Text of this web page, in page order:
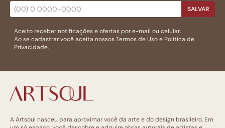
SALVAR
Aceito receber notificações e ofertas por e-mail ou celular.
Ao se cadastrar você aceita nossosTermos de Usoe Politica de
Privacidade.
A Artsoul nasceu para aproximar você da arte e do design brasileiro. Em